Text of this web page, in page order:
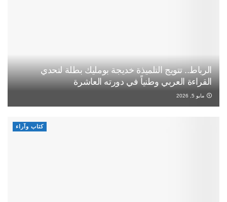
الرباط.. تتويج التلميذة خديجة بومليك بطلة لتحدي
القراءة العربي وطنياً في دورته العاشرة
مايو 5, 2026
كتاب وآراء